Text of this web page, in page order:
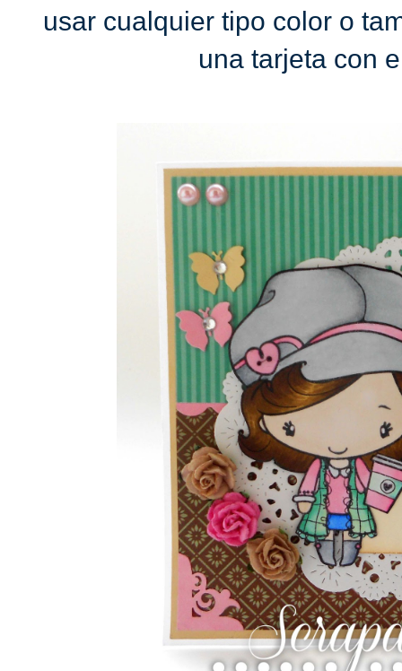
usar cualquier tipo color o
una tarjeta con